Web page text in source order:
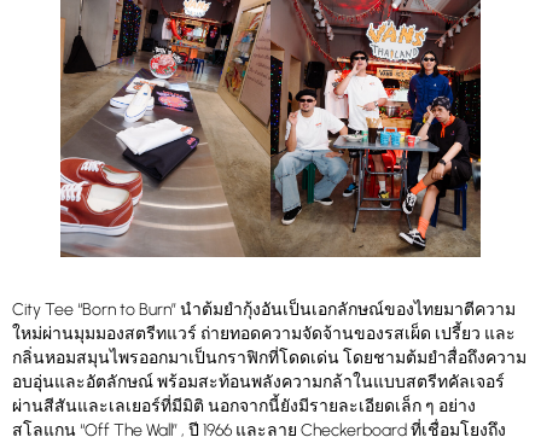
City Tee “Born to Burn” นำต้มยำกุ้งอันเป็นเอกลักษณ์ของไทยมาตีความ
ใหม่ผ่านมุมมองสตรีทแวร์ ถ่ายทอดความจัดจ้านของรสเผ็ด เปรี้ยว และ
กลิ่นหอมสมุนไพรออกมาเป็นกราฟิกที่โดดเด่น โดยชามต้มยำสื่อถึงความ
อบอุ่นและอัตลักษณ์ พร้อมสะท้อนพลังความกล้าในแบบสตรีทคัลเจอร์
ผ่านสีสันและเลเยอร์ที่มีมิติ นอกจากนี้ยังมีรายละเอียดเล็ก ๆ อย่าง
สโลแกน “Off The Wall” , ปี 1966 และลาย Checkerboard ที่เชื่อมโยงถึง